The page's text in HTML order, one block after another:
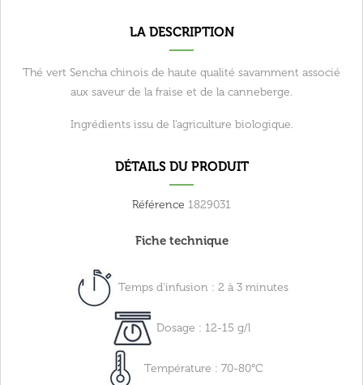
LA DESCRIPTION
Thé vert Sencha chinois de haute qualité savamment associé
aux saveur de la fraise et de la canneberge.
Ingrédients issu de l'agriculture biologique.
DÉTAILS DU PRODUIT
Référence 1829031
Fiche technique
Temps d'infusion : 2 à 3 minutes
Dosage : 12-15 g/l
Température : 70-80°C